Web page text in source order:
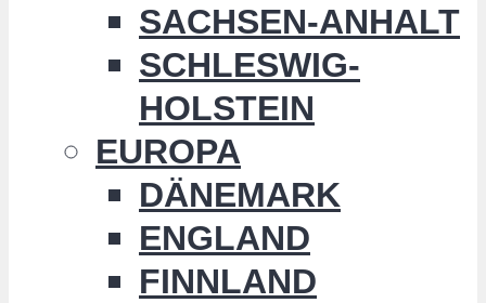
SACHSEN-ANHALT
SCHLESWIG-
HOLSTEIN
EUROPA
DÄNEMARK
ENGLAND
FINNLAND